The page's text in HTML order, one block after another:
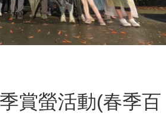
賞螢活動(春季百